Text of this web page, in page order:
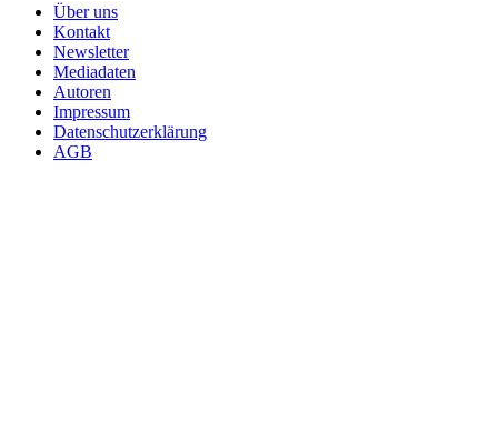
Über uns
Kontakt
Newsletter
Mediadaten
Autoren
Impressum
Datenschutzerklärung
AGB